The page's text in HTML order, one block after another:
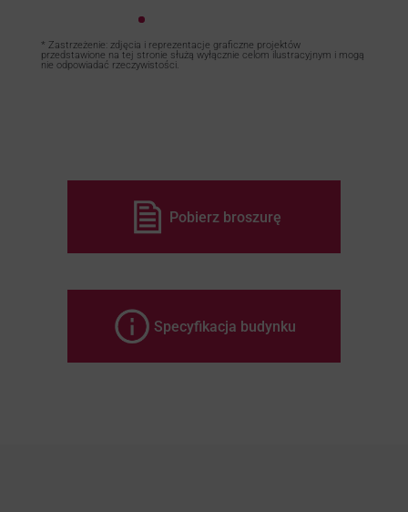
* Zastrzeżenie: zdjęcia i reprezentacje graficzne projektów
przedstawione na tej stronie służą wyłącznie celom ilustracyjnym i mogą
nie odpowiadać rzeczywistości.
Pobierz broszurę
Specyfikacja budynku